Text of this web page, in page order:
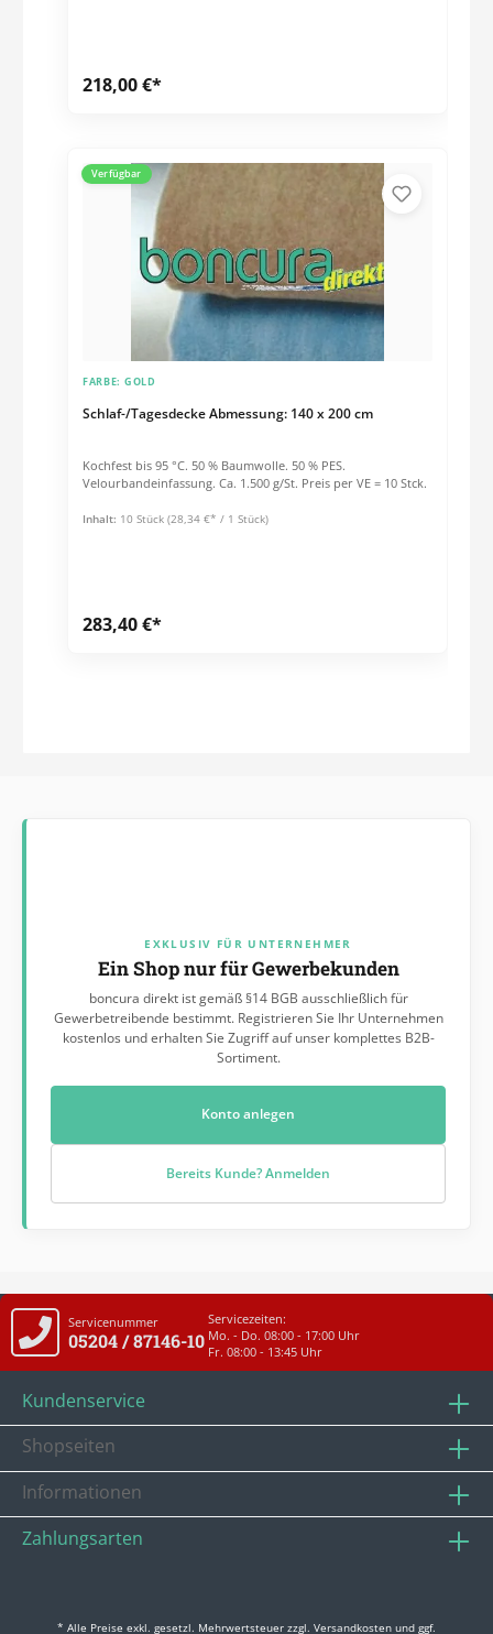
218,00 €*
Verfügbar
Schlaf-/Tagesdecke Abmessung: 140 x 200 cm
FARBE: GOLD
Kochfest bis 95 °C. 50 % Baumwolle. 50 % PES.
Velourbandeinfassung. Ca. 1.500 g/St. Preis per VE = 10 Stck.
Inhalt: 10 Stück (28,34 €* / 1 Stück)
283,40 €*
EXKLUSIV FÜR UNTERNEHMER
Ein Shop nur für Gewerbekunden
boncura direkt ist gemäß §14 BGB ausschließlich für
Gewerbetreibende bestimmt. Registrieren Sie Ihr Unternehmen
kostenlos und erhalten Sie Zugriff auf unser komplettes B2B-
Sortiment.
Konto anlegen
Bereits Kunde? Anmelden
Servicenummer
05204 / 87146-10
Servicezeiten:
Mo. - Do. 08:00 - 17:00 Uhr
Fr. 08:00 - 13:45 Uhr
Kundenservice
Shopseiten
Informationen
Zahlungsarten
* Alle Preise exkl. gesetzl. Mehrwertsteuer zzgl. Versandkosten und ggf.